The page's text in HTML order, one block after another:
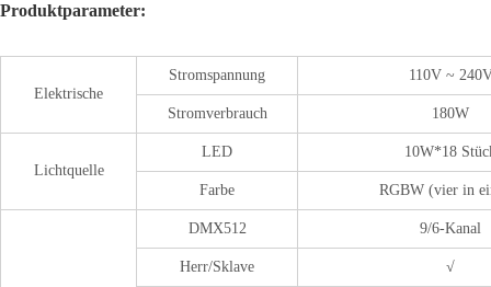
Produktparameter:
Elektrische
Stromspannung 110V ~
Stromverbrauch 180W
Lichtquelle
LED 10W*18
Farbe RGBW (vier in
DMX512 9/6-Kanal
Herr/Sklave √